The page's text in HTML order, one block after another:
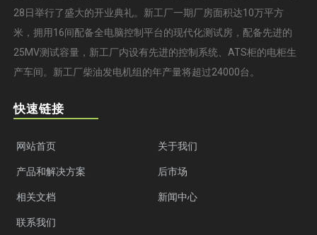
28日举行了盛大的开业典礼。新工厂一期厂房面积达10万平方
米，拥用16间配备全电脑控制平台的现代化测试房，配备先进的
25MV测试容量，新工厂内设有先进的控制系统、ATS柜的电柜生
产车间。新工厂柴油发电机组的年产量将超过24000台。
快速链接
网站首页 关于我们
产品和解决方案 后市场
相关文档 新闻中心
联系我们